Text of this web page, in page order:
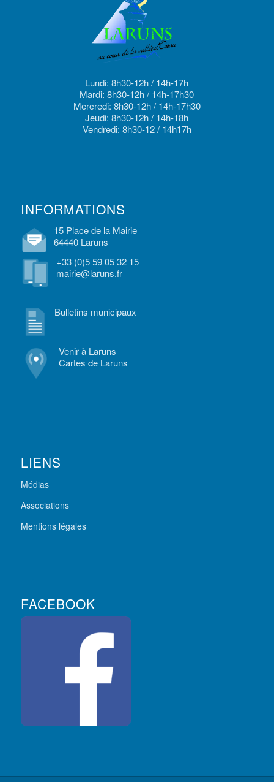
Lundi: 8h30-12h / 14h-17h
Mardi: 8h30-12h / 14h-17h30
Mercredi: 8h30-12h / 14h-17h30
Jeudi: 8h30-12h / 14h-18h
Vendredi: 8h30-12 / 14h17h
INFORMATIONS
15 Place de la Mairie
64440 Laruns
+33 (0)5 59 05 32 15
mairie@laruns.fr
Bulletins municipaux
Venir à Laruns
Cartes de Laruns
LIENS
Médias
Associations
Mentions légales
FACEBOOK